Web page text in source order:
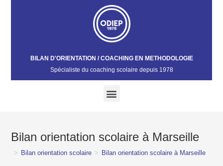
BILAN D'ORIENTATION / COACHING EN METHODOLOGIE
Spécialiste du coaching scolaire depuis 1978​
Bilan orientation scolaire à Marseille
> Bilan orientation scolaire > Bilan orientation scolaire à Marseille